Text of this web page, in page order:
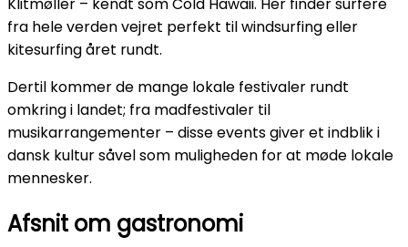
fra hele verden vejret perfekt til windsurfing eller
kitesurfing året rundt.
Dertil kommer de mange lokale festivaler rundt
omkring i landet; fra madfestivaler til
musikarrangementer – disse events giver et indblik i
dansk kultur såvel som muligheden for at møde lokale
mennesker.
Afsnit om gastronomi